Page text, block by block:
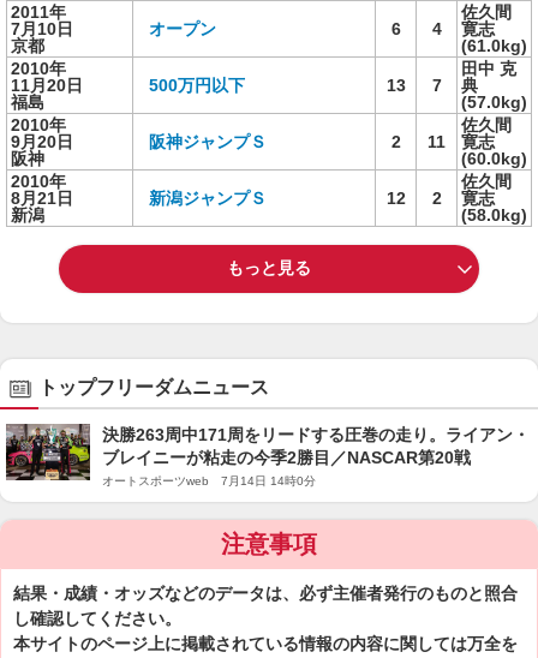
2011年
7月10日
京都
オープン 6 4
佐久間
寛志
(61.0kg)
2010年
11月20日
福島
500万円以下 13 7
田中 克
典
(57.0kg)
2010年
9月20日
阪神
阪神ジャンプＳ 2 11
佐久間
寛志
(60.0kg)
2010年
8月21日
新潟
新潟ジャンプＳ 12 2
佐久間
寛志
(58.0kg)
もっと見る
トップフリーダムニュース
決勝263周中171周をリードする圧巻の走り。ライアン・
ブレイニーが粘走の今季2勝目／NASCAR第20戦
オートスポーツweb 7月14日 14時0分
注意事項
結果・成績・オッズなどのデータは、必ず主催者発行のものと照合
し確認してください。
本サイトのページ上に掲載されている情報の内容に関しては万全を